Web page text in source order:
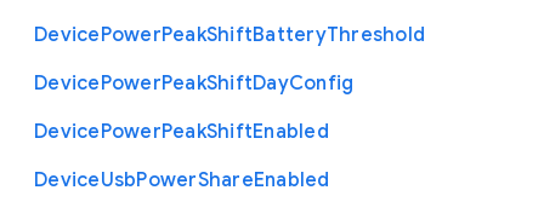
DevicePowerPeakShiftBatteryThreshold
DevicePowerPeakShiftDayConfig
DevicePowerPeakShiftEnabled
DeviceUsbPowerShareEnabled